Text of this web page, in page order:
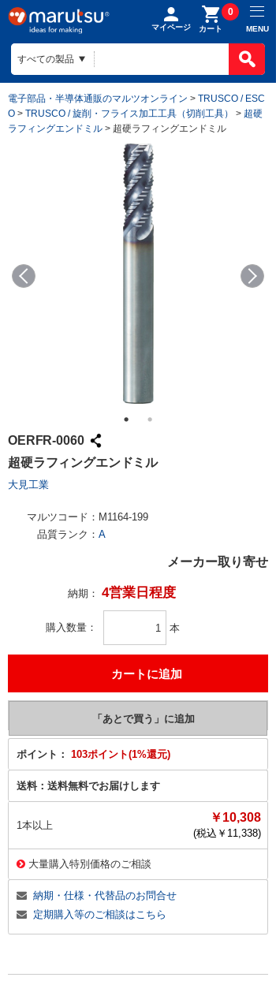
マイページ カート
0
MENU
電子部品・半導体通販のマルツオンライン > TRUSCO / ESC
O > TRUSCO / 旋削・フライス加工工具（切削工具） > 超硬
ラフィングエンドミル > 超硬ラフィングエンドミル
OERFR-0060
超硬ラフィングエンドミル
大見工業
マルツコード： M1164-199
品質ランク： A
メーカー取り寄せ
納期： 4営業日程度
購入数量 本
ポイント： 103ポイント(1%還元)
送料： 送料無料でお届けします
1本以上
￥10,308
(税込￥ 11,338)
大量購入特別価格のご相談
納期・仕様・代替品のお問合せ
定期購入等のご相談はこちら